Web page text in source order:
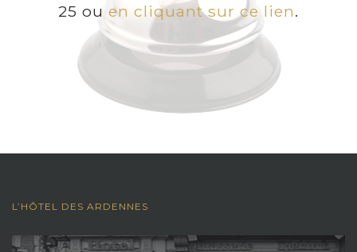
25 ou en cliquant sur ce lien.
L’HÔTEL DES ARDENNES